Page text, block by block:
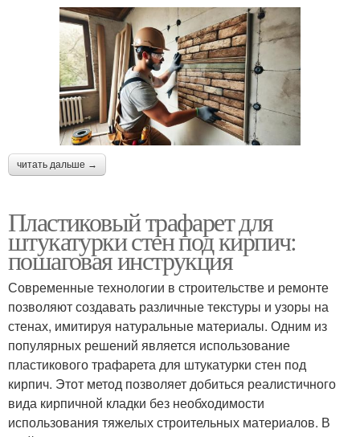
читать дальше →
Пластиковый трафарет для
штукатурки стен под кирпич:
пошаговая инструкция
Современные технологии в строительстве и ремонте
позволяют создавать различные текстуры и узоры на
стенах, имитируя натуральные материалы. Одним из
популярных решений является использование
пластикового трафарета для штукатурки стен под
кирпич. Этот метод позволяет добиться реалистичного
вида кирпичной кладки без необходимости
использования тяжелых строительных материалов. В